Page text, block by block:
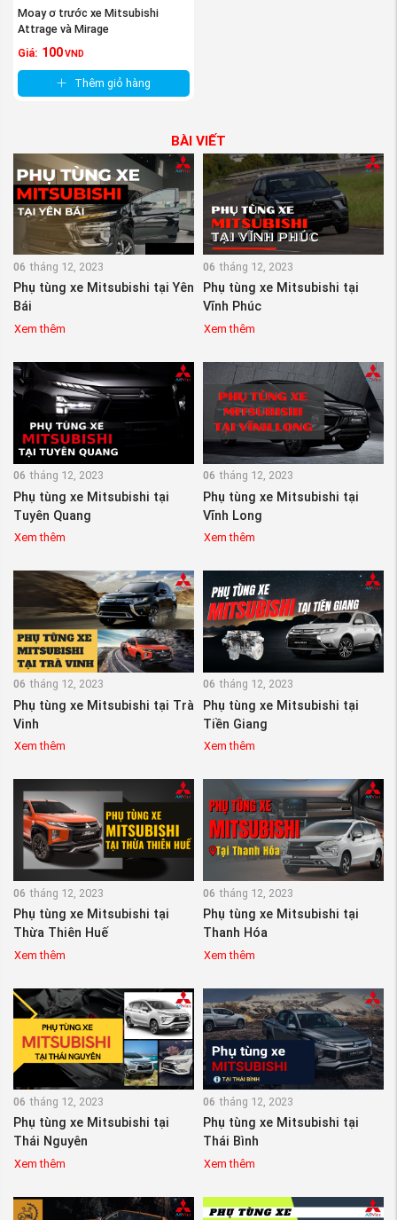
Moay ơ trước xe Mitsubishi
Attrage và Mirage
Giá: 100 VND
Thêm giỏ hàng
BÀI VIẾT
06 tháng 12, 2023
Phụ tùng xe Mitsubishi tại Yên
Bái
Xem thêm
06 tháng 12, 2023
Phụ tùng xe Mitsubishi tại
Vĩnh Phúc
Xem thêm
06 tháng 12, 2023
Phụ tùng xe Mitsubishi tại
Tuyên Quang
Xem thêm
06 tháng 12, 2023
Phụ tùng xe Mitsubishi tại
Vĩnh Long
Xem thêm
06 tháng 12, 2023
Phụ tùng xe Mitsubishi tại Trà
Vinh
Xem thêm
06 tháng 12, 2023
Phụ tùng xe Mitsubishi tại
Tiền Giang
Xem thêm
06 tháng 12, 2023
Phụ tùng xe Mitsubishi tại
Thừa Thiên Huế
Xem thêm
06 tháng 12, 2023
Phụ tùng xe Mitsubishi tại
Thanh Hóa
Xem thêm
06 tháng 12, 2023
Phụ tùng xe Mitsubishi tại
Thái Nguyên
Xem thêm
06 tháng 12, 2023
Phụ tùng xe Mitsubishi tại
Thái Bình
Xem thêm